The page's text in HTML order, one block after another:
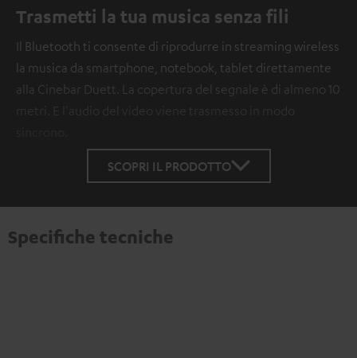
Trasmetti la tua musica senza fili
Il Bluetooth ti consente di riprodurre in streaming wireless
la musica da smartphone, notebook, tablet direttamente
alla Cinebar Duett. La copertura del segnale è di almeno 10
metri. E l'audio del video viene trasmesso in modo
SCOPRI IL PRODOTTO
Specifiche tecniche